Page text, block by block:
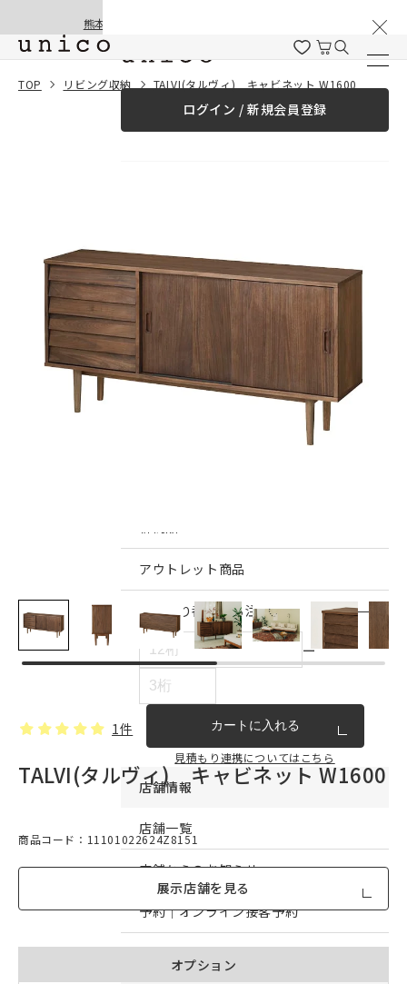
熊本地震の影響による配送遅延と停止について
ログイン / 新規会員登録
家具
カーテン
ファブリック雑貨
アウトレット商品
見積もり番号から注文する
ー
カートに入れる
見積もり連携についてはこちら
店舗情報
店舗一覧
店舗からのお知らせ
予約｜オンライン接客予約
TOP リビング収納 TALVI(タルヴィ) キャビネット W1600
一緒に購入する
1件
TALVI(タルヴィ) キャビネット W1600
商品コード：11101022624Z8151
展示店舗を見る
オプション